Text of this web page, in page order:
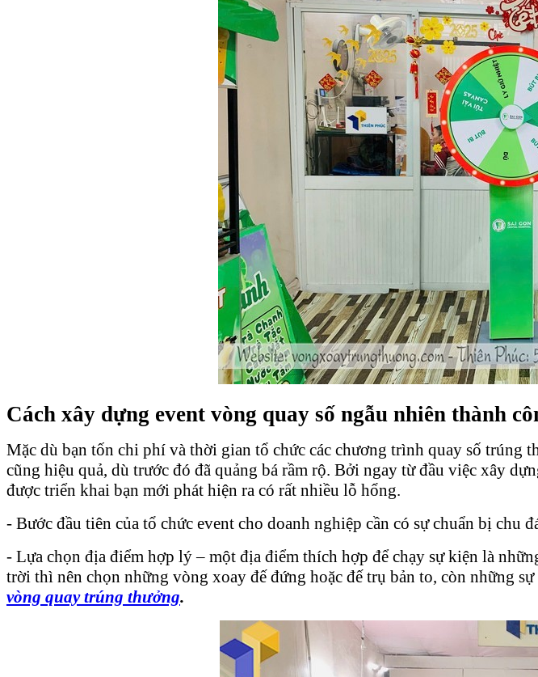
Cách xây dựng event vòng quay số ngẫu nhiên thành
Mặc dù bạn tốn chi phí và thời gian tổ chức các chương trình quay số trúng
cũng hiệu quả, dù trước đó đã quảng bá rầm rộ. Bởi ngay từ đầu việc xây
được triển khai bạn mới phát hiện ra có rất nhiều lỗ hổng.
- Bước đầu tiên của tổ chức event cho doanh nghiệp cần có sự chuẩn bị chu
- Lựa chọn địa điểm hợp lý – một địa điểm thích hợp để chạy sự kiện là
trời thì nên chọn những vòng xoay đế đứng hoặc đế trụ bản to, còn những
vòng quay trúng thưởng.